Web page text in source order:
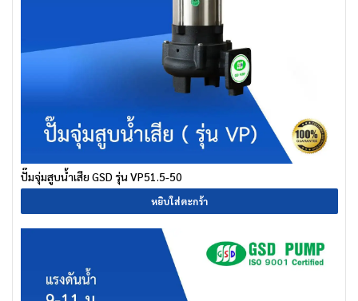
ปั๊มจุ่มสูบน้ำเสีย GSD รุ่น VP51.5-50
หยิบใส่ตะกร้า